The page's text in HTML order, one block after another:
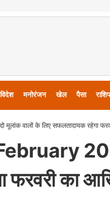
विदेश मनोरंजन खेल पैसा
वालों के लिए सफलतादायक रहेगा
फरवरी का